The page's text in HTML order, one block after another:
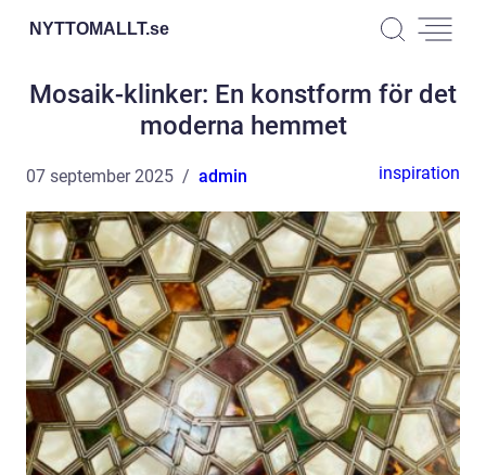
NYTTOMALLT.se
Mosaik-klinker: En konstform för det
moderna hemmet
07 september 2025 admin inspiration